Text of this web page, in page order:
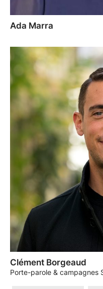
Ada Marra
Clément Borgeaud
Porte-parole & campagnes